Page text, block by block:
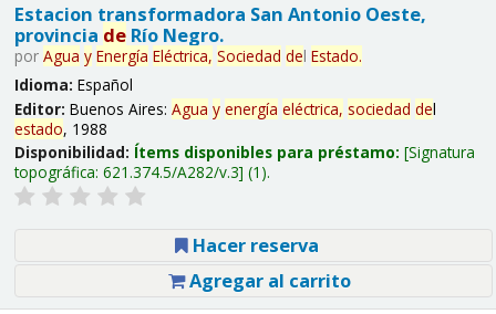
Estacion transformadora San Antonio Oeste,
provincia deRío Negro.
por Agua y Energía Eléctrica, Sociedad del Estado.
Idioma: Español
Editor: Buenos Aires: Agua y energía eléctrica, sociedad del
estado, 1988
Disponibilidad: Ítems disponibles para préstamo: Signatura
topográfica: 621.374.5/A282/v.3 (1).
Hacer reserva
Agregar al carrito